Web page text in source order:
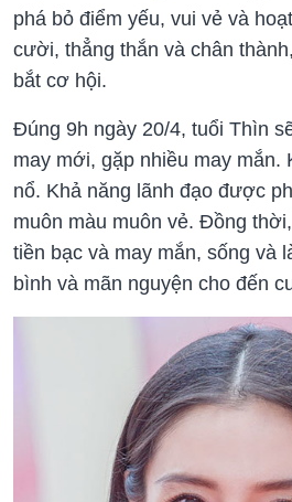
phá bỏ điểm yếu, vui vẻ và
cười, thẳng thắn và chân
bắt cơ hội.
Đúng 9h ngày 20/4, tuổi Thìn
may mới, gặp nhiều may mắn.
nổ. Khả năng lãnh đạo được
muôn màu muôn vẻ. Đồng
tiền bạc và may mắn, sống và
bình và mãn nguyện cho đến